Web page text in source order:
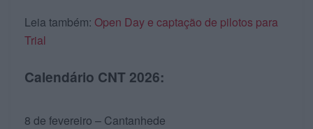
Leia também: Open Day e captação de pilotos para
Trial
Calendário CNT 2026:
8 de fevereiro – Cantanhede